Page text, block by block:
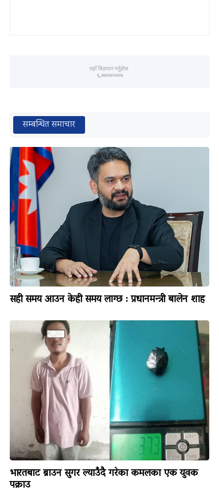
सम्बन्धित समाचार
सही समय आउन केही समय लाग्छ : प्रधानमन्त्री बालेन शाह
भारतबाट ब्राउन सुगर ल्याउँदै गरेका कमलका एक युवक
पक्राउ